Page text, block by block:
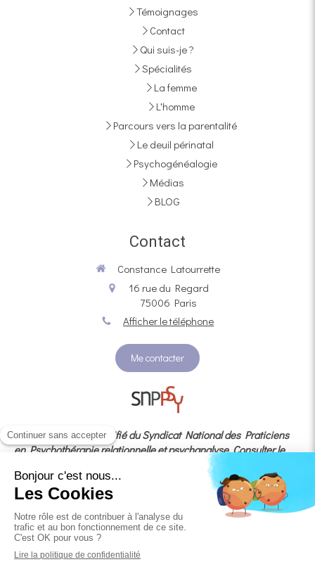
Témoignages
Contact
Qui suis-je ?
Spécialités
La femme
L'homme
Parcours vers la parentalité
Le deuil périnatal
Psychogénéalogie
Médias
BLOG
Contact
Constance Latourrette
16 rue du Regard
75006 Paris
Afficher le téléphone
Me contacter
Membre adhérent certifié du Syndicat National des Praticiens
en Psychothérapie relationnelle et psychanalyseConsulter le
En cas de litige, vous avez la possibilité de recourir au
médiateur agrééMÉDIATION
CONSOMMATION DEVELOPPEMENT dédié à la médiation de la
consommation, situé au 3, RUE J. CONSTANT MILLERET 42000
SAINT-ÉTIENNE, auquel je suis adhérente.